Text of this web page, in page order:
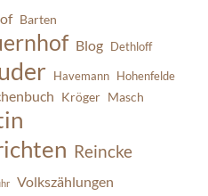
Barten
Blog Dethloff
Havemann Hohenfelde
Kröger Masch
Reincke
Volkszählungen